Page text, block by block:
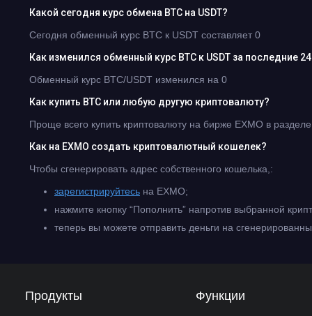
Какой сегодня курс обмена BTC на USDT?
Сегодня обменный курс BTC к USDT составляет 0
Как изменился обменный курс BTC к USDT за последние
Обменный курс BTC/USDT изменился на 0
Как купить BTC или любую другую криптовалюту?
Проще всего купить криптовалюту на бирже EXMO в разделе
Как на EXMO создать криптовалютный кошелек?
Чтобы сгенерировать адрес собственного кошелька,:
зарегистрируйтесь на EXMO;
нажмите кнопку “Пополнить” напротив выбранной
теперь вы можете отправить деньги на
Продукты Функции